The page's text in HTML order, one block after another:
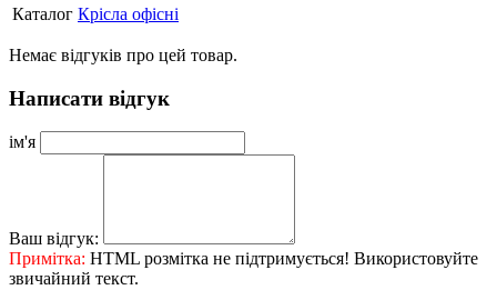
Каталог Крісла офісні
Немає відгуків про цей товар.
Написати відгук
ім'я
Ваш відгук:
Примітка: HTML розмітка не підтримується! Використовуйте
звичайний текст.